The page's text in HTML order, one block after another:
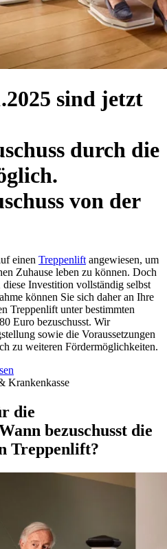
sind jetzt
durch die
von der
einen Treppenliftangewiesen, um
Zuhause leben zu können. Doch
Investition vollständig selbst
können Sie sich daher an Ihre
Treppenlift unter bestimmten
Euro bezuschusst. Wir
sowie die Voraussetzungen
zu weiteren Fördermöglichkeiten.
Krankenkasse
die
bezuschusst die
Treppenlift?